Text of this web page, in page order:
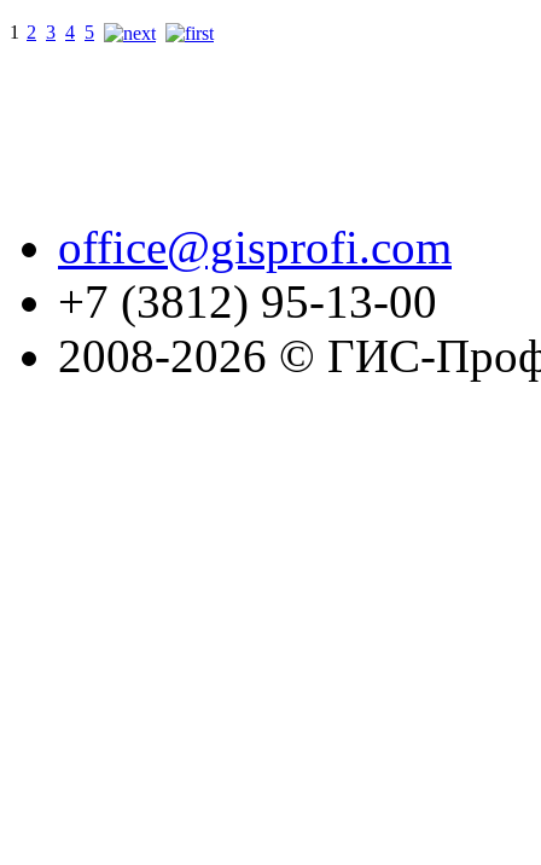
1 2 3 4 5
office@gisprofi.com
+7 (3812) 95-13-00
2008-2026 © ГИС-